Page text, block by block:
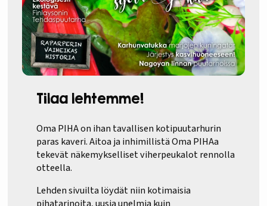
Tilaa lehtemme!
Oma PIHA on ihan tavallisen kotipuutarhurin
paras kaveri. Aitoa ja inhimillistä Oma PIHAa
tekevät näkemykselliset viherpeukalot rennolla
otteella.
Lehden sivuilta löydät niin kotimaisia